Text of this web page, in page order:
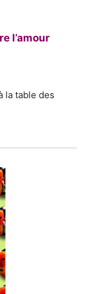
l’amour
la table des